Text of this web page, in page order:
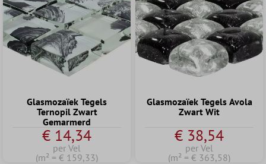
Glasmozaïek Tegels
Ternopil Zwart
Gemarmerd
€ 14,34
per Vel
(m² = € 159,33)
Glasmozaïek Tegels Avola
Zwart Wit
€ 38,54
per Vel
(m² = € 363,58)